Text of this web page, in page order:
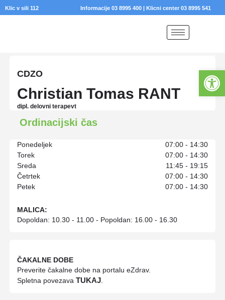
Klic v sili 112 Informacije 03 8995 400 |Klicni center 03 8995 541
CDZO
Christian Tomas RANT
dipl. delovni terapevt
Ponedeljek
07:00 - 14:30
Torek
07:00 - 14:30
Sreda
11:45 - 19:15
Četrtek
07:00 - 14:30
Petek
07:00 - 14:30
MALICA:
Dopoldan: 10.30 - 11.00 - Popoldan: 16.00 - 16.30
ČAKALNE DOBE
Preverite čakalne dobe na portalu eZdrav.
Spletna povezava TUKAJ.